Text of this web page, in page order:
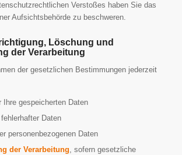
Verstoßes haben Sie das
Aufsichtsbehörde zu beschweren.
Löschung und
der Verarbeitung
der gesetzlichen Bestimmungen jederzeit
gespeicherten Daten
fehlerhafter Daten
personenbezogenen Daten
der Verarbeitung, sofern gesetzliche